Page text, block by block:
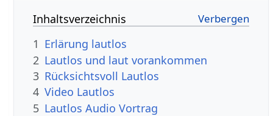
Inhaltsverzeichnis
1 Erlärung lautlos
2 Lautlos und laut vorankommen
3 Rücksichtsvoll Lautlos
4 Video Lautlos
5 Lautlos Audio Vortrag